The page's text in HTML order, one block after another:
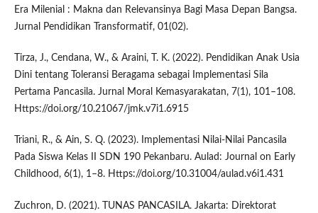
Era Milenial : Makna dan Relevansinya Bagi Masa Depan Bangsa.
Jurnal Pendidikan Transformatif, 01(02).
Tirza, J., Cendana, W., & Araini, T. K. (2022). Pendidikan Anak Usia
Dini tentang Toleransi Beragama sebagai Implementasi Sila
Pertama Pancasila. Jurnal Moral Kemasyarakatan, 7(1), 101–108.
Https://doi.org/10.21067/jmk.v7i1.6915
Triani, R., & Ain, S. Q. (2023). Implementasi Nilai-Nilai Pancasila
Pada Siswa Kelas II SDN 190 Pekanbaru. Aulad: Journal on Early
Childhood, 6(1), 1–8. Https://doi.org/10.31004/aulad.v6i1.431
Zuchron, D. (2021). TUNAS PANCASILA. Jakarta: Direktorat